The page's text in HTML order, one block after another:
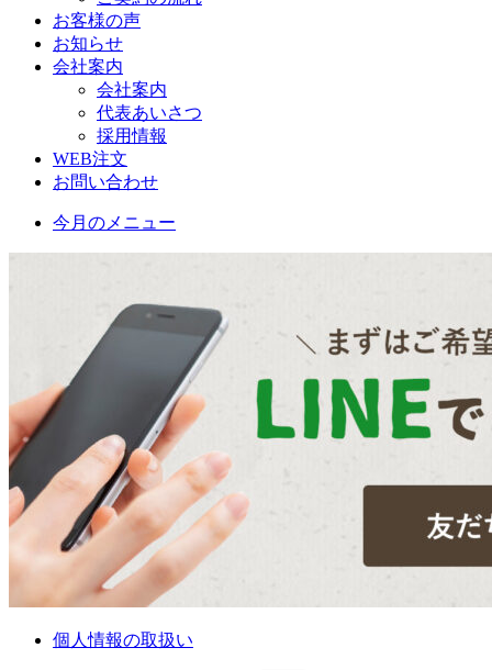
お客様の声
お知らせ
会社案内
会社案内
代表あいさつ
採用情報
WEB注文
お問い合わせ
今月のメニュー
個人情報の取扱い